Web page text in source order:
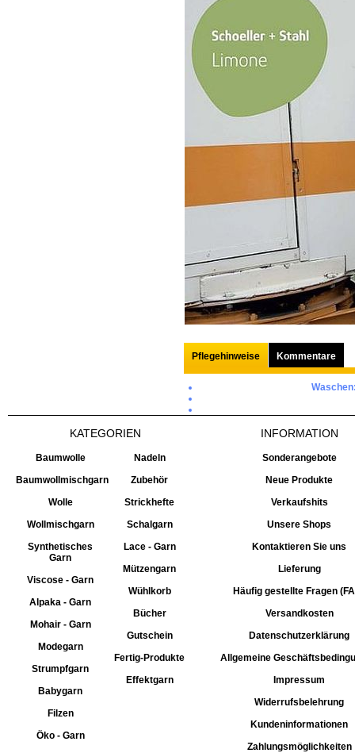
Pflegehinweise Kommentare
KATEGORIEN
Baumwolle
Baumwollmischgarn
Wolle
Wollmischgarn
Synthetisches
Garn
Viscose - Garn
Alpaka - Garn
Mohair - Garn
Modegarn
Strumpfgarn
Babygarn
Filzen
Öko - Garn
Nadeln
Zubehör
Strickhefte
Schalgarn
Lace - Garn
Mützengarn
Wühlkorb
Bücher
Gutschein
Fertig-Produkte
Effektgarn
INFORMATION
Sonderangebote
Neue Produkte
Verkaufshits
Unsere Shops
Kontaktieren Sie uns
Lieferung
Häufig gestellte Fragen
Versandkosten
Datenschutzerklärung
Allgemeine
Impressum
Widerrufsbelehrung
Kundeninformationen
Zahlungsmöglichkeiten